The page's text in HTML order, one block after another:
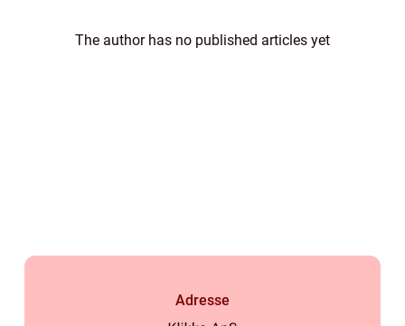
The author has no published articles yet
Adresse